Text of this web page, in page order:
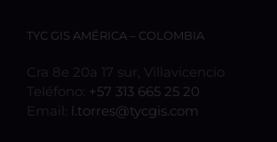
TYC GIS AMÉRICA – COLOMBIA
Cra 8e 20a 17 sur, Villavicencio
Teléfono: +57 313 665 25 20
Email: l.torres@tycgis.com